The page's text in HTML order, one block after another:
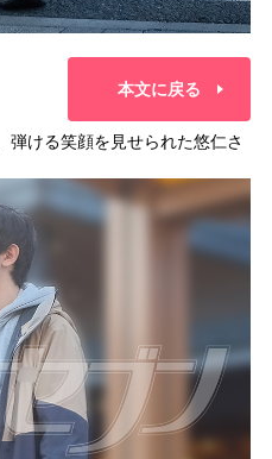
本文に戻る
弾ける笑顔を見せられた悠仁さ